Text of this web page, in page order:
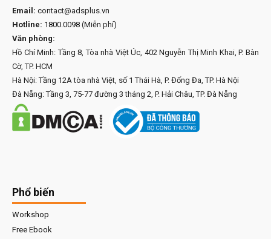
Email: contact@adsplus.vn
Hotline: 1800.0098 (Miễn phí)
Văn phòng:
Hồ Chí Minh: Tầng 8, Tòa nhà Việt Úc, 402 Nguyễn Thị Minh Khai, P. Bàn
Cờ, TP. HCM
Hà Nội: Tầng 12A tòa nhà Việt, số 1 Thái Hà, P. Đống Đa, TP. Hà Nội
Đà Nẵng: Tầng 3, 75-77 đường 3 tháng 2, P. Hải Châu, TP. Đà Nẵng
Phổ biến
Workshop
Free Ebook